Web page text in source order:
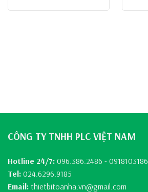
CÔNG TY TNHH PLC VIỆT NAM
Hotline 24/7: 096.386.2486 - 0918103186
Tel: 024.6296.9185
Email: thietbitoanha.vn@gmail.com